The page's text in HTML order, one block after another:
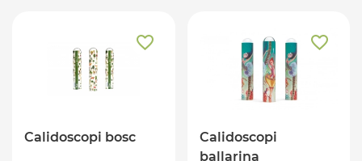
Calidoscopi bosc
Calidoscopi
ballarina